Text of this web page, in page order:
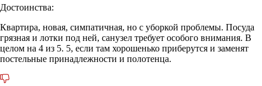
Достоинства:
Квартира, новая, симпатичная, но с уборкой проблемы. Посуда
грязная и лотки под ней, санузел требует особого внимания. В
целом на 4 из 5. 5, если там хорошенько приберутся и заменят
постельные принадлежности и полотенца.